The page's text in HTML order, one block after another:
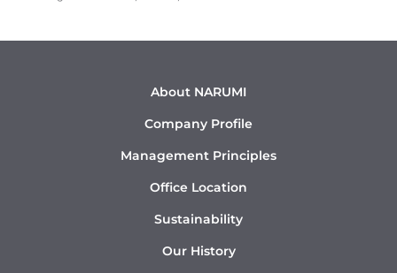
About NARUMI
Company Profile
Management Principles
Office Location
Sustainability
Our History